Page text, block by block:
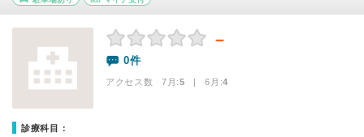
－
0件
アクセス数 7月:5 | 6月:4
診療科目：